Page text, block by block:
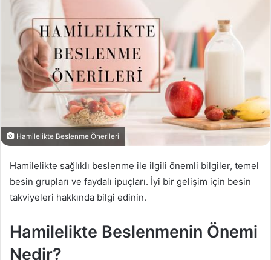
Hamilelikte Beslenme Önerileri
Hamilelikte sağlıklı beslenme ile ilgili önemli bilgiler, temel
besin grupları ve faydalı ipuçları. İyi bir gelişim için besin
takviyeleri hakkında bilgi edinin.
Hamilelikte Beslenmenin Önemi
Nedir?